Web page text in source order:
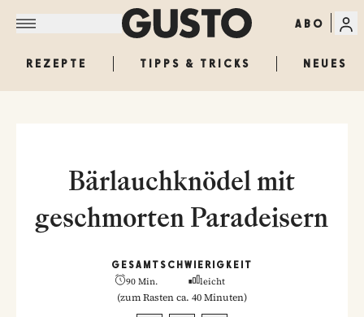
ABO
REZEPTE TIPPS & TRICKS NEUES
Bärlauchknödel mit
geschmorten Paradeisern
GESAMT
90 Min.
SCHWIERIGKEIT
leicht
(zum Rasten ca. 40 Minuten)